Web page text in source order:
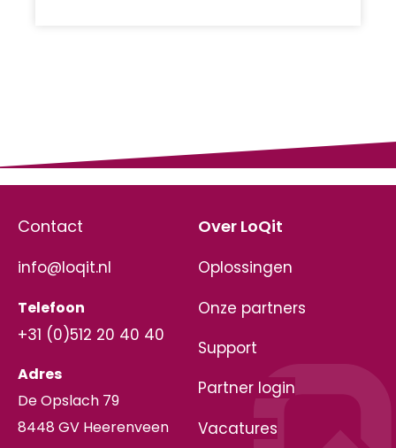
Over LoQit
Oplossingen
Onze partners
Support
Partner login
Vacatures
Contact
info@loqit.nl
Telefoon
+31 (0)512 20 40 40
Adres
De Opslach 79
8448 GV Heerenveen